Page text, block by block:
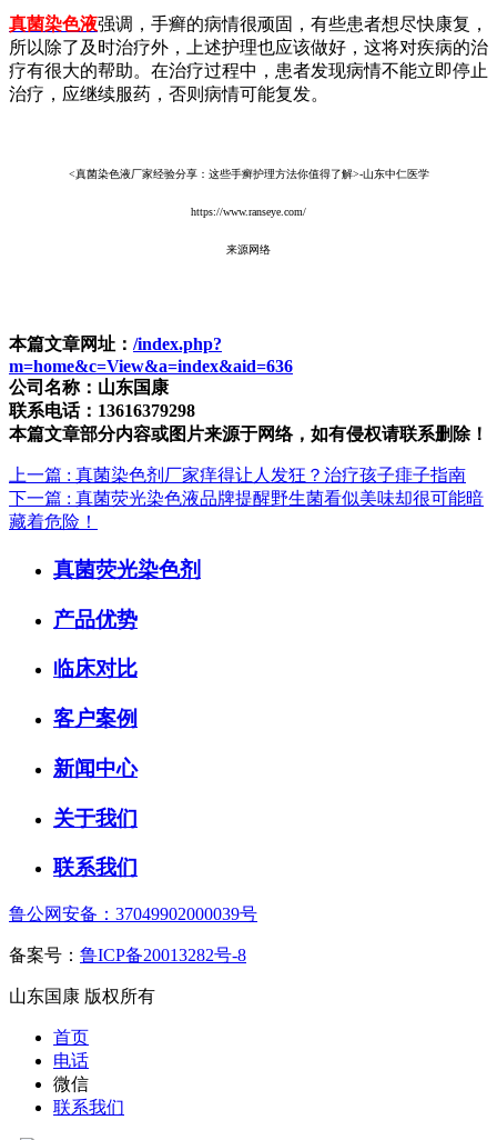
真菌染色液强调，手癣的病情很顽固，有些患者想尽快康复，
所以除了及时治疗外，上述护理也应该做好，这将对疾病的治
疗有很大的帮助。在治疗过程中，患者发现病情不能立即停止
治疗，应继续服药，否则病情可能复发。
<真菌染色液厂家经验分享：这些手癣护理方法你值得了解>-山东中仁医学
https://www.ranseye.com/
来源网络
本篇文章网址： /index.php?
m=home&c=View&a=index&aid=636
公司名称：山东国康
联系电话：13616379298
本篇文章部分内容或图片来源于网络，如有侵权请联系删除！
上一篇 : 真菌染色剂厂家痒得让人发狂？治疗孩子痱子指南
下一篇 : 真菌荧光染色液品牌提醒野生菌看似美味却很可能暗
藏着危险！
真菌荧光染色剂
产品优势
临床对比
客户案例
新闻中心
关于我们
联系我们
鲁公网安备：37049902000039号
备案号： 鲁ICP备20013282号-8
山东国康 版权所有
首页
电话
微信
联系我们